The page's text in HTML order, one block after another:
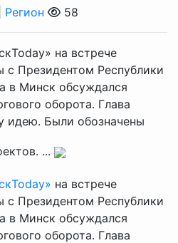
Регион 58
на встрече
с Президентом Республики
в Минск обсуждался
оборота. Глава
идею. Были обозначены
...
на встрече
с Президентом Республики
в Минск обсуждался
оборота. Глава